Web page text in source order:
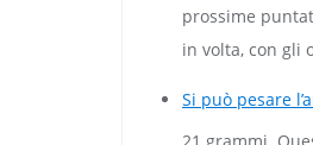
prossime
in volta, con gli
Si può pesare